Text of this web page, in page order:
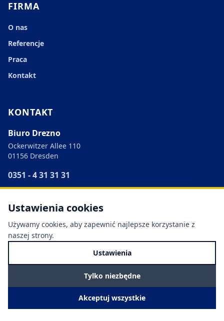
FIRMA
O nas
Referencje
Praca
Kontakt
KONTAKT
Biuro Drezno
Ockerwitzer Allee 110
01156 Dresden
0351 - 4 31 31 31
4,3
18 Google Bewertungen
(öffnet in neuem Tab)
PQ-VOB
Präqualifiziert seit 2009
(öffnet in neuem Tab)
Ustawienia cookies
Używamy cookies, aby zapewnić najlepsze korzystanie z
naszej strony.
Ustawienia
Tylko niezbędne
Akceptuj wszystkie